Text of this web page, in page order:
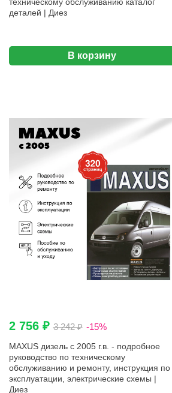
деталей | Диез
В корзину
2 756 ₽3 242 ₽ -15%
MAXUS дизель с 2005 г.в. - подробное
руководство по техническому
обслуживанию и ремонту, инструкция по
эксплуатации, электрические схемы |
Диез